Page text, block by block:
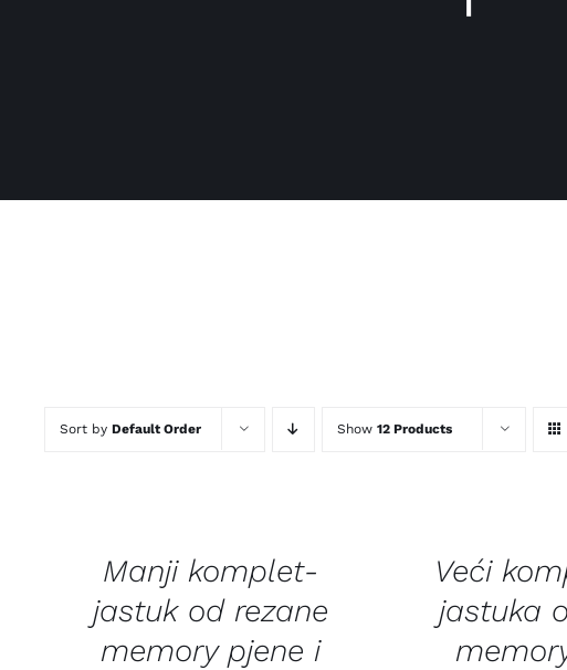
Sort by Default Order Show 12 Products
Manji komplet-
jastuk od rezane
memory pjene i
VIEWVeći
jastuka